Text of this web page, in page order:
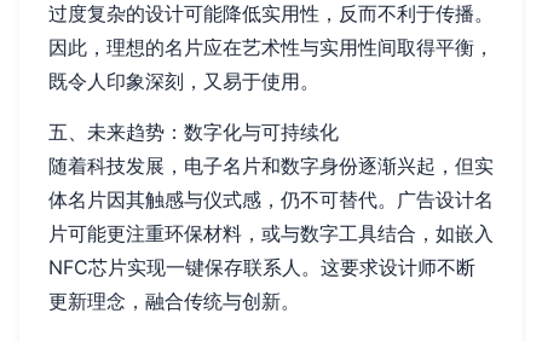
过度复杂的设计可能降低实用性，反而不利于传播。
因此，理想的名片应在艺术性与实用性间取得平衡，
既令人印象深刻，又易于使用。
五、未来趋势：数字化与可持续化
随着科技发展，电子名片和数字身份逐渐兴起，但实
体名片因其触感与仪式感，仍不可替代。广告设计名
片可能更注重环保材料，或与数字工具结合，如嵌入
NFC芯片实现一键保存联系人。这要求设计师不断
更新理念，融合传统与创新。